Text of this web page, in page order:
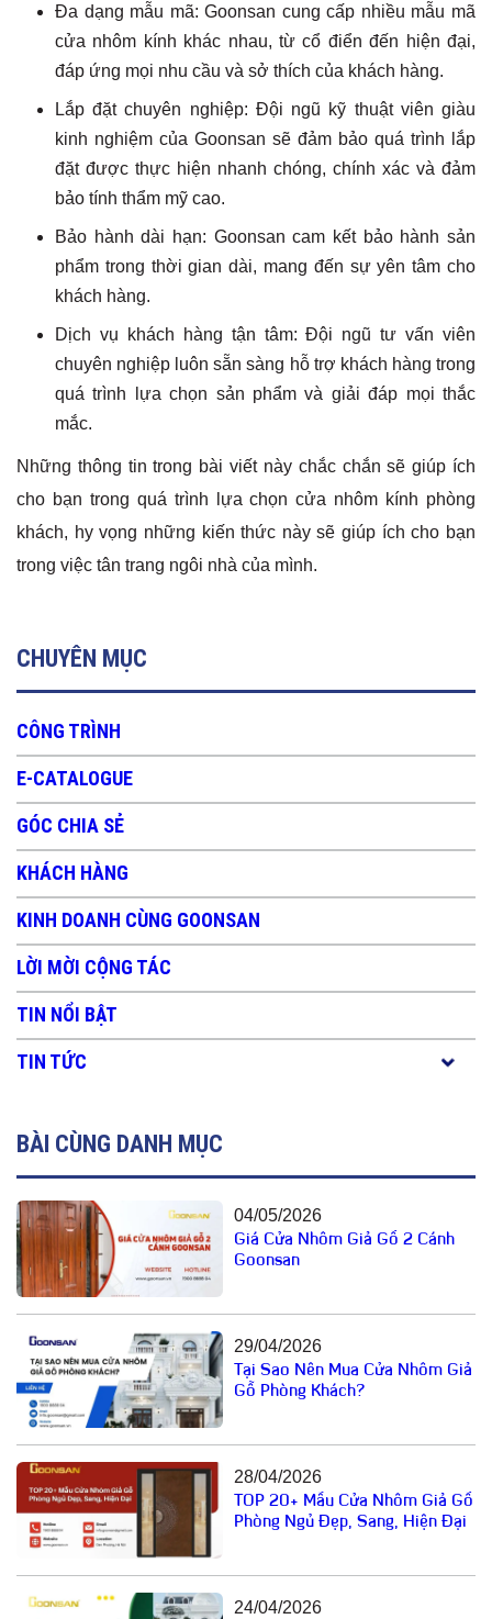
CHUYÊN MỤC
CÔNG TRÌNH
E-CATALOGUE
GÓC CHIA SẺ
KHÁCH HÀNG
KINH DOANH CÙNG GOONSAN
LỜI MỜI CỘNG TÁC
TIN NỔI BẬT
TIN TỨC
BÀI CÙNG DANH MỤC
04/05/2026
Giá Cửa Nhôm Giả Gỗ 2 Cánh
Goonsan
29/04/2026
Tại Sao Nên Mua Cửa Nhôm Giả
Gỗ Phòng Khách?
28/04/2026
TOP 20+ Mẫu Cửa Nhôm Giả Gỗ
Phòng Ngủ Đẹp, Sang, Hiện Đại
24/04/2026
Đa dạng mẫu mã: Goonsan cung cấp nhiều mẫu mã
cửa nhôm kính khác nhau, từ cổ điển đến hiện đại,
đáp ứng mọi nhu cầu và sở thích của khách hàng.
Lắp đặt chuyên nghiệp: Đội ngũ kỹ thuật viên giàu
kinh nghiệm của Goonsan sẽ đảm bảo quá trình lắp
đặt được thực hiện nhanh chóng, chính xác và đảm
bảo tính thẩm mỹ cao.
Bảo hành dài hạn: Goonsan cam kết bảo hành sản
phẩm trong thời gian dài, mang đến sự yên tâm cho
khách hàng.
Dịch vụ khách hàng tận tâm: Đội ngũ tư vấn viên
chuyên nghiệp luôn sẵn sàng hỗ trợ khách hàng trong
quá trình lựa chọn sản phẩm và giải đáp mọi thắc
mắc.
Những thông tin trong bài viết này chắc chắn sẽ giúp ích
cho bạn trong quá trình lựa chọn cửa nhôm kính phòng
khách, hy vọng những kiến thức này sẽ giúp ích cho bạn
trong việc tân trang ngôi nhà của mình.